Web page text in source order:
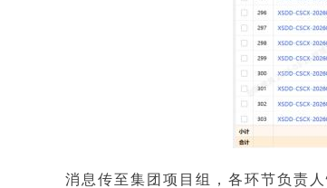
消息传至集团项目组，各环节负责人